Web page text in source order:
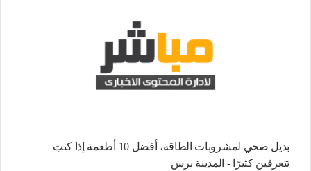
بديل صحي لمشروبات الطاقة، أفضل 10 أطعمة إذا كنتِ
تتعرقين كثيرًا - المدينة برس